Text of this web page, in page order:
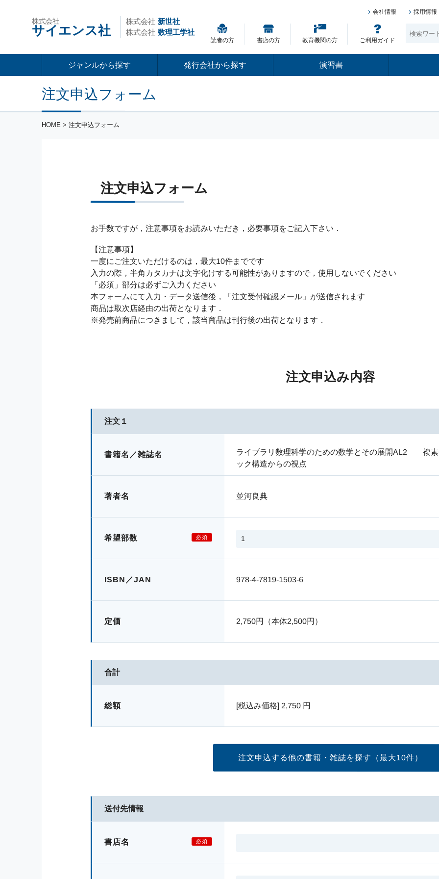
株式会社
サイエンス社
株式会社 新世社
株式会社 数理工学社
会社情報 採用情報
読者の方 書店の方 教育機関の方 ご利用ガイド
ジャンルから探す 発行会社から探す 演習書
注文申込フォーム
HOME > 注文申込フォーム
注文申込フォーム
お手数ですが，注意事項をお読みいただき，必要事項をご記入下さい．
【注意事項】
一度にご注文いただけるのは，最大10件までです
入力の際，半角カタカナは文字化けする可能性がありますので，使用しないでください
「必須」部分は必ずご入力ください
本フォームにて入力・データ送信後，「注文受付確認メール」が送信されます
商品は取次店経由の出荷となります．
※発売前商品につきまして，該当商品は刊行後の出荷となります．
注文申込み内容
注文１
書籍名／雑誌名 ライブラリ数理科学のための数学とその展開AL2 複
ック構造からの視点
著者名 並河良典
希望部数 必須
ISBN／JAN 978-4-7819-1503-6
定価 2,750円（本体2,500円）
合計
総額 [税込み価格] 2,750円
注文申込する他の書籍・雑誌を探す（最大10件）
送付先情報
書店名 必須